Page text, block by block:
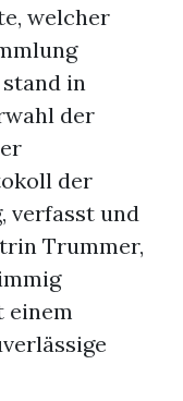
welcher
in
der
der
verfasst und
Trummer,
einem